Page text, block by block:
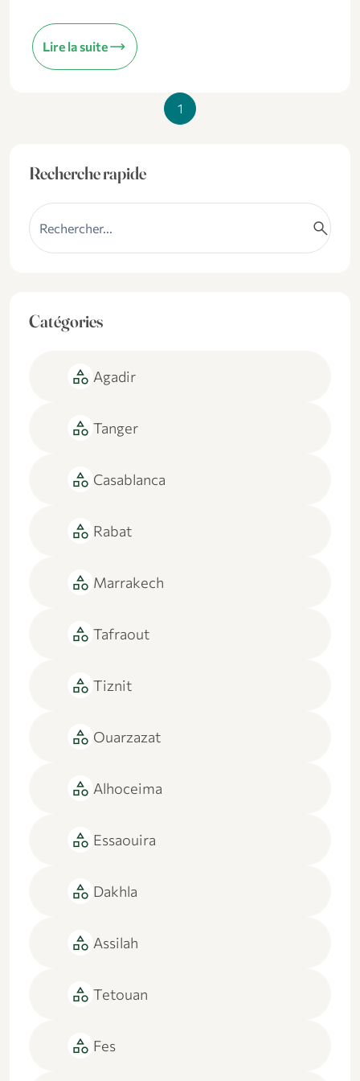
Lire la suitetrending_flat
1
Recherche rapide
search
Catégories
category Agadir
category Tanger
category Casablanca
category Rabat
category Marrakech
category Tafraout
category Tiznit
category Ouarzazat
category Alhoceima
category Essaouira
category Dakhla
category Assilah
category Tetouan
category Fes